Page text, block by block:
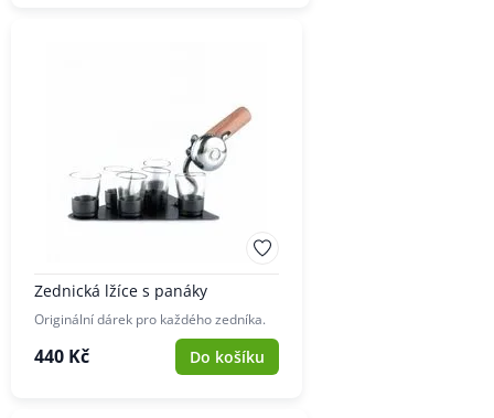
Zednická lžíce s panáky
Originální dárek pro každého zedníka.
440 Kč Do košíku